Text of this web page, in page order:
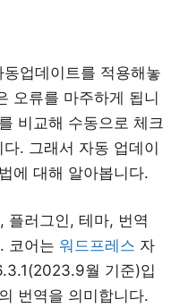
업데이트를 적용해놓
오류를 마주하게 됩니
비교해 수동으로 체크
. 그래서 자동 업데이
에 대해 알아봅니다.
플러그인, 테마, 번역
코어는 워드프레스 자
월 기준)입
번역을 의미합니다.